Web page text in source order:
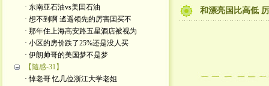
· 东南亚石油vs美囯石油
· 想不到啊 遙遥领先的厉害囯买不
· 那年住上海高安路五星酒店被视为
· 小区的房价跌了25%还是没人买
· 伊朗帅哥的美国梦不是梦
【隨感-31】
· 悼老哥 忆几位浙江大学老姐
和漂亮国比高低